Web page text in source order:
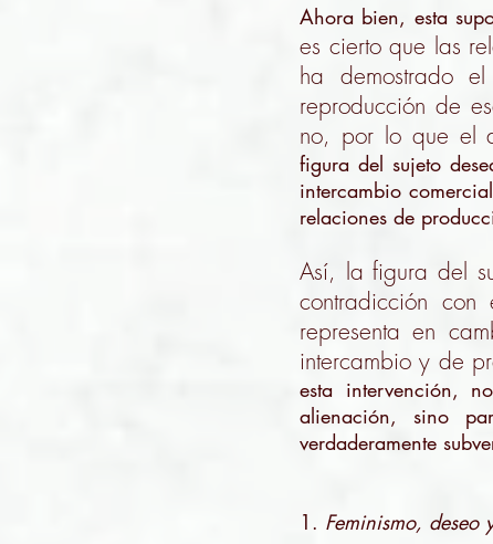
Ahora bien, esta
es cierto que las
ha demostrado
reproducción de
no, por lo que el
figura del sujeto
intercambio
relaciones de
Así, la figura del
contradicción
representa en
intercambio y de
esta intervención,
alienación, sino
verdaderamente
1. Feminismo, deseo